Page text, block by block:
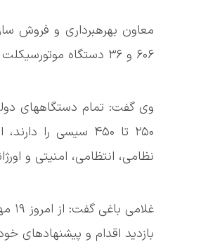
۶۰۶ و ۳۶ دستگاه موتورسیکلت نیز در مزایده 608 عرضه شده است.
وی گفت: تمام دستگاههای
نظامی، انتظامی، امنیتی و
بازدید اقدام و پیشنهادهای